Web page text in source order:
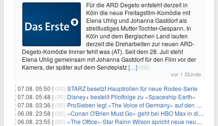
Für die ARD Degeto entsteht derzeit in
Köln die neue Freitagsfilm-Komödie mit
Elena Uhlig und Johanna Gastdorf als
streitlustiges Mutter-Tochter-Gespann. In
Köln und dem Bergischen Land laufen
derzeit die Dreharbeiten zur neuen ARD-
Degeto-Komödie Immer fehlt was (AT). Seit dem 28. Juli steht
Elena Uhlig gemeinsam mit Johanna Gastdorf für den Film vor der
Kamera, der später auf dem Sendeplatz[…] (00)
vor 1 Stunde
07.08. 05:50 | (00) STARZ besetzt Hauptrollen für neue Rodeo-Serie
07.08. 05:48 | (00) Disney+ bestellt Pilotfolge zu «Spaceship Earth»
07.08. 03:36 | (00) ProSieben legt «The Voice of Germany» auf den Samstag
06.08. 23:58 | (00) «Conan O'Brien Must Go» geht bei HBO Max in die dritte Runde
06.08. 23:55 | (00) «The Office»-Star Rainn Wilson spricht neue neuseeländische Serie «Settling»